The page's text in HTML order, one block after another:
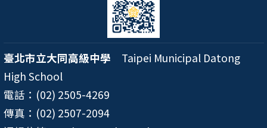
臺北市立大同高級中學 Taipei Municipal Datong
High School
電話：(02) 2505-4269
傳真：(02) 2507-2094